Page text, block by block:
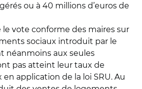
ou à 40 millions d’euros de
le vote conforme des maires sur
sociaux introduit par le
néanmoins aux seules
pas atteint leur taux de
application de la loi SRU. Au